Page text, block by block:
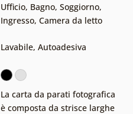
Ufficio, Bagno, Soggiorno,
Ingresso, Camera da letto
Lavabile, Autoadesiva
La carta da parati fotografica
è composta da strisce larghe